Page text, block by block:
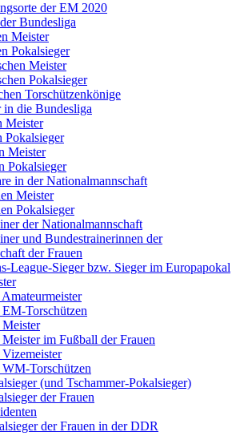
der EM 2020
Bundesliga
Meister
Pokalsieger
Meister
Pokalsieger
Torschützenkönige
die Bundesliga
Meister
Pokalsieger
Meister
Pokalsieger
in der Nationalmannschaft
Meister
Pokalsieger
der Nationalmannschaft
und Bundestrainerinnen der
der Frauen
League-Sieger bzw. Sieger im Europapokal
Torschützen
im Fußball der Frauen
Torschützen
(und Tschammer-Pokalsieger)
der Frauen
der Frauen in der DDR